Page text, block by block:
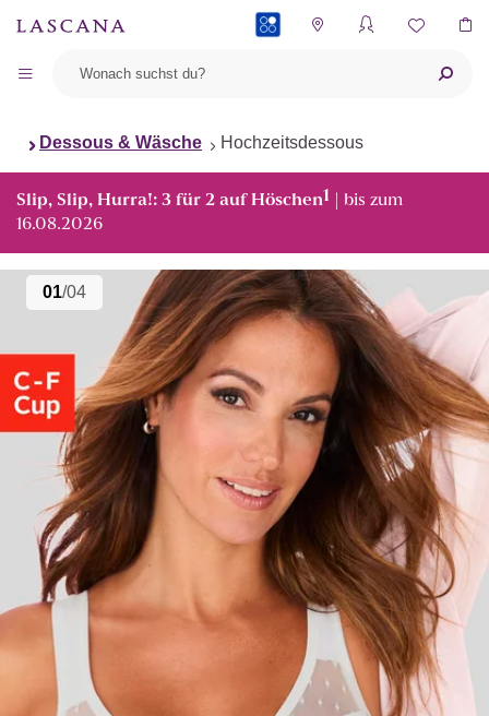
Dessous & Wäsche Hochzeitsdessous
Slip, Slip, Hurra!: 3 für 2 auf Höschen1 | bis zum
16.08.2026
01/04